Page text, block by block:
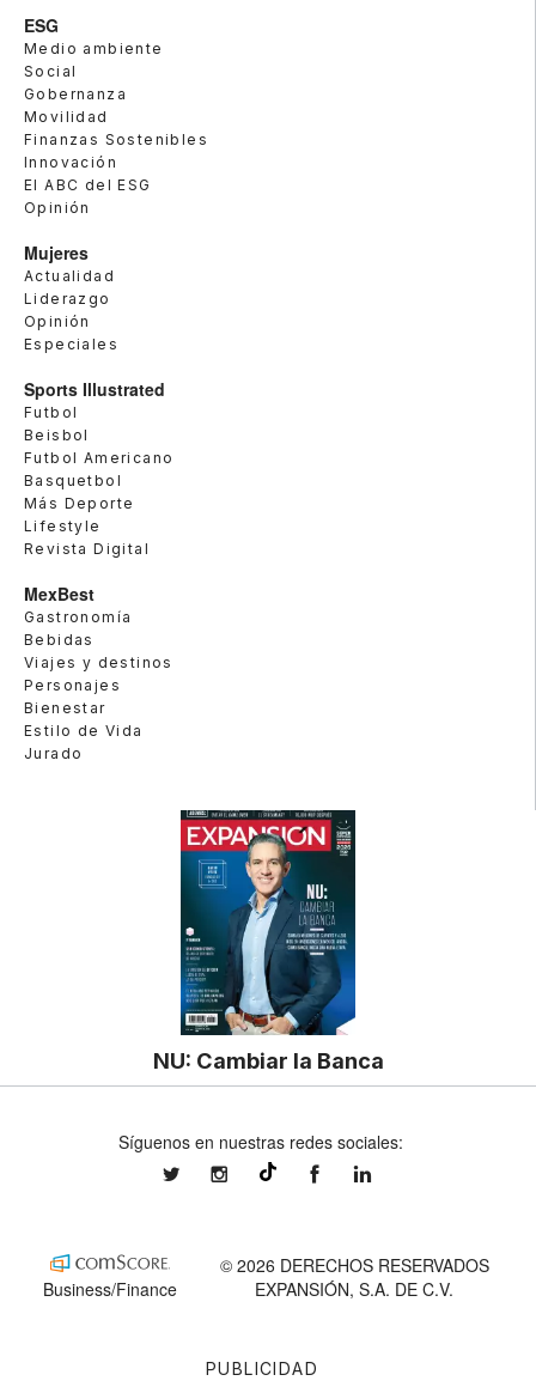
ESG
Medio ambiente
Social
Gobernanza
Movilidad
Finanzas Sostenibles
Innovación
El ABC del ESG
Opinión
Mujeres
Actualidad
Liderazgo
Opinión
Especiales
Sports Illustrated
Futbol
Beisbol
Futbol Americano
Basquetbol
Más Deporte
Lifestyle
Revista Digital
MexBest
Gastronomía
Bebidas
Viajes y destinos
Personajes
Bienestar
Estilo de Vida
Jurado
NU: Cambiar la Banca
PUBLICIDAD
Síguenos en nuestras redes sociales:
expansionmxexpansionmx ExpansionMex
Business/Finance
© 2026 DERECHOS RESERVADOS
EXPANSIÓN, S.A. DE C.V.